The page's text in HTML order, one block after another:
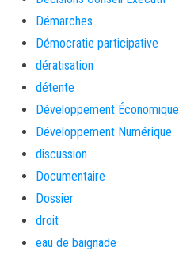
Démarches
Démocratie participative
dératisation
détente
Développement Économique
Développement Numérique
discussion
Documentaire
Dossier
droit
eau de baignade